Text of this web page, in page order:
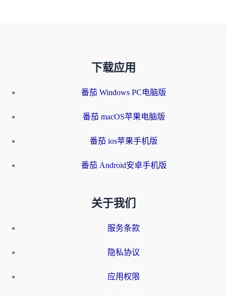
下载应用
番茄 Windows PC电脑版
番茄 macOS苹果电脑版
番茄 ios苹果手机版
番茄 Android安卓手机版
关于我们
服务条款
隐私协议
应用权限